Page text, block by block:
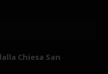
Chiesa San